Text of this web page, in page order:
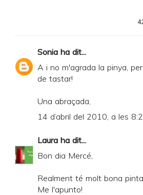
Sonia ha dit...
A i no m'agrada la pinya,
de tastar!
Una abraçada,
14 d’abril del 2010, a les
Laura ha dit...
Bon dia Mercé,
Realment té molt bona
Me l'apunto!